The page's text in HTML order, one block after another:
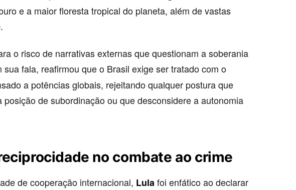
e a maior floresta tropical do planeta, além de vastas
o risco de narrativas externas que questionam a soberania
sua fala, reafirmou que o Brasil exige ser tratado com o
a potências globais, rejeitando qualquer postura que
de subordinação ou que desconsidere a autonomia
no combate ao crime
de cooperação internacional, Lulafoi enfático ao declarar